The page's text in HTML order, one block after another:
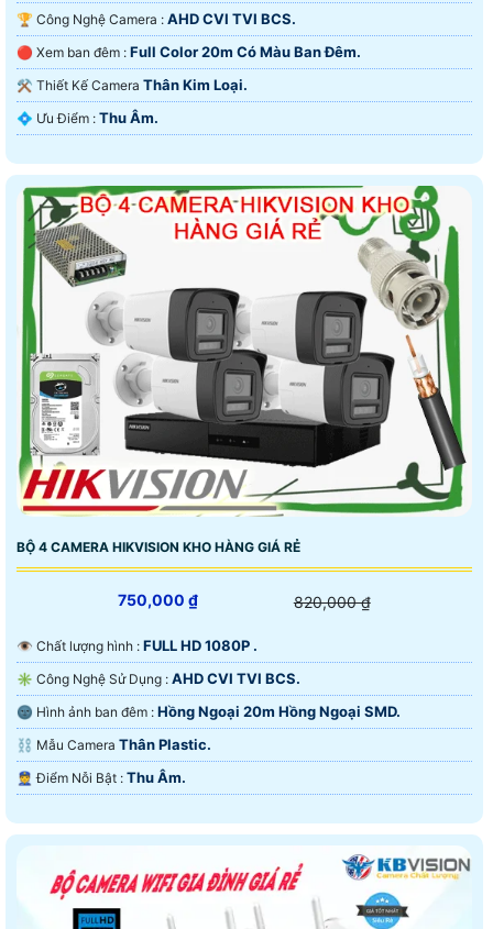
🏆 Công Nghệ Camera : AHD CVI TVI BCS.
🔴 Xem ban đêm : Full Color 20m Có Màu Ban Đêm.
⚒ Thiết Kế Camera Thân Kim Loại.
️💠 Ưu Điểm : Thu Âm.
BỘ 4 CAMERA HIKVISION KHO HÀNG GIÁ RẺ
750,000 ₫ 820,000 ₫
👁 Chất lượng hình : FULL HD 1080P .
✳️ Công Nghệ Sử Dụng : AHD CVI TVI BCS.
🌚 Hình ảnh ban đêm : Hồng Ngoại 20m Hồng Ngoại SMD.
⛓ Mẫu Camera Thân Plastic.
️👮 Điểm Nỗi Bật : Thu Âm.